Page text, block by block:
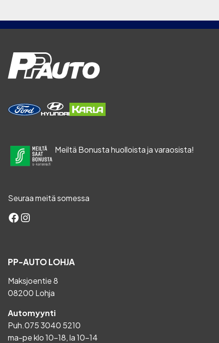
Meiltä Bonusta huolloista ja varaosista!
Seuraa meitä somessa
Facebook
Instagram
PP-AUTO LOHJA
Maksjoentie 8
08200 Lohja
Automyynti
Puh.075 3040 5210
ma-pe klo 10-18, la 10-14